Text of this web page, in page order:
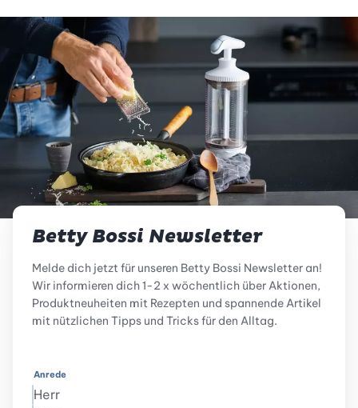
Betty Bossi Newsletter
Melde dich jetzt für unseren Betty Bossi Newsletter an!
Wir informieren dich 1-2 x wöchentlich über Aktionen,
Produktneuheiten mit Rezepten und spannende Artikel
mit nützlichen Tipps und Tricks für den Alltag.
Anrede
Herr